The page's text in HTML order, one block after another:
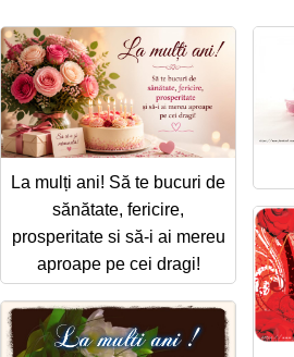
La mulți ani! Să te bucuri de
sănătate, fericire,
prosperitate si să-i ai mereu
aproape pe cei dragi!